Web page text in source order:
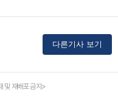
다른기사 보기
및 재배포 금지>